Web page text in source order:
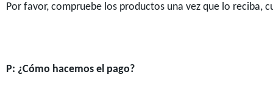
Por favor, compruebe los productos una vez que lo reciba,
P: ¿Cómo hacemos el pago?